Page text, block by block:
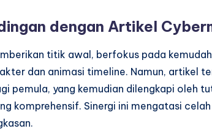
dengan Artikel
titik awal, berfokus pada
dan animasi timeline. Namun, artikel
pemula, yang kemudian dilengkapi oleh
komprehensif. Sinergi ini mengatasi